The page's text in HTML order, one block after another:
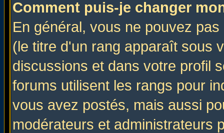
Comment puis-je changer
En général, vous ne pouvez
(le titre d'un rang apparaît sous
discussions et dans votre profil
forums utilisent les rangs pour
vous avez postés, mais aussi
modérateurs et administrateurs